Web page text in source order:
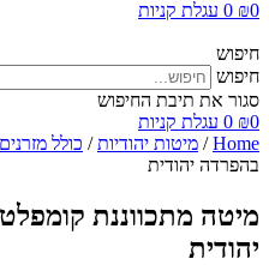
₪0
0 עגלת קניות
חיפוש
חיפוש
סגור את תיבת החיפוש
₪0
0 עגלת קניות
Home
/ מיטות יהודיות/ כולל מזרנים
בהפרדה יהודית
מיטה מתכווננת
יהודית